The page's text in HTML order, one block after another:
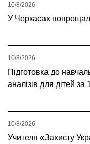
У Черкасах
10/8/2026
Підготовка до
аналізів для дітей за
10/8/2026
Учителя «Захисту
10/8/2026